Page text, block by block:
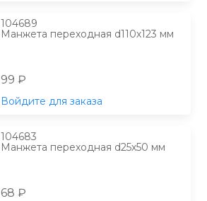
104689
Манжета переходная d110х123 мм
99 ₽
Войдите для заказа
104683
Манжета переходная d25х50 мм
68 ₽